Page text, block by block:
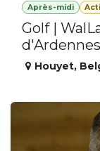
Après-midi
Golf |
d'Ardennes
Houyet,